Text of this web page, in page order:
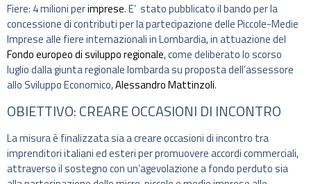
Fiere: 4 milioni perimprese. E’ stato pubblicato il bando per la
concessione di contributi per la partecipazione delle Piccole-Medie
Imprese alle fiere internazionali in Lombardia, in attuazione del
Fondo europeo di sviluppo regionale, come deliberato lo scorso
luglio dalla giunta regionale lombarda su proposta dell’assessore
allo Sviluppo Economico,Alessandro Mattinzoli.
OBIETTIVO: CREARE OCCASIONI DI INCONTRO
La misura è finalizzata sia a creare occasioni di incontro tra
imprenditori italiani ed esteri per promuovere accordi commerciali,
attraverso il sostegno con un’agevolazione a fondo perduto sia